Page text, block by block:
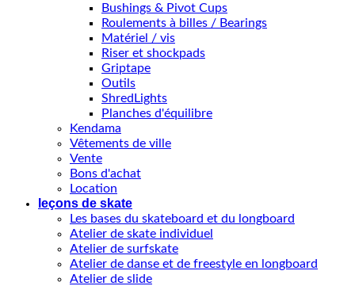
Bushings & Pivot Cups
Roulements à billes / Bearings
Matériel / vis
Riser et shockpads
Griptape
Outils
ShredLights
Planches d'équilibre
Kendama
Vêtements de ville
Vente
Bons d'achat
Location
leçons de skate
Les bases du skateboard et du longboard
Atelier de skate individuel
Atelier de surfskate
Atelier de danse et de freestyle en longboard
Atelier de slide